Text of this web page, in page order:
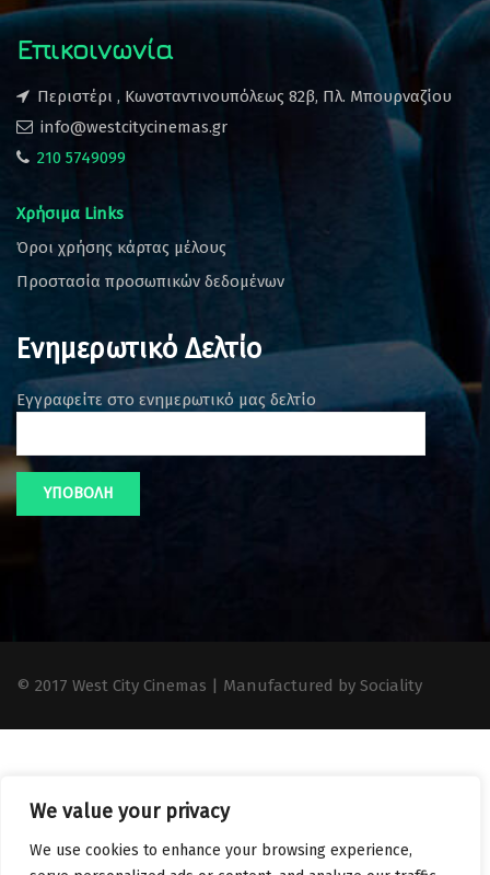
We value your privacy
We use cookies to enhance your browsing experience,
Επικοινωνία
Περιστέρι , Κωνσταντινουπόλεως 82β, Πλ. Μπουρναζίου
info@westcitycinemas.gr
210 5749099
Χρήσιμα Links
Όροι χρήσης κάρτας μέλους
Προστασία προσωπικών δεδομένων
Ενημερωτικό Δελτίο
Εγγραφείτε στο ενημερωτικό μας δελτίο
© 2017 West City Cinemas | Manufactured by Sociality